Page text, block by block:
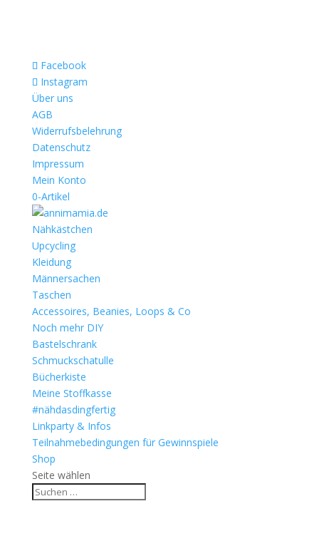
Facebook
Instagram
Über uns
AGB
Widerrufsbelehrung
Datenschutz
Impressum
Mein Konto
0-Artikel
Nähkästchen
Upcycling
Kleidung
Männersachen
Taschen
Accessoires, Beanies, Loops & Co
Noch mehr DIY
Bastelschrank
Schmuckschatulle
Bücherkiste
Meine Stoffkasse
#nähdasdingfertig
Linkparty & Infos
Teilnahmebedingungen für Gewinnspiele
Shop
Seite wählen